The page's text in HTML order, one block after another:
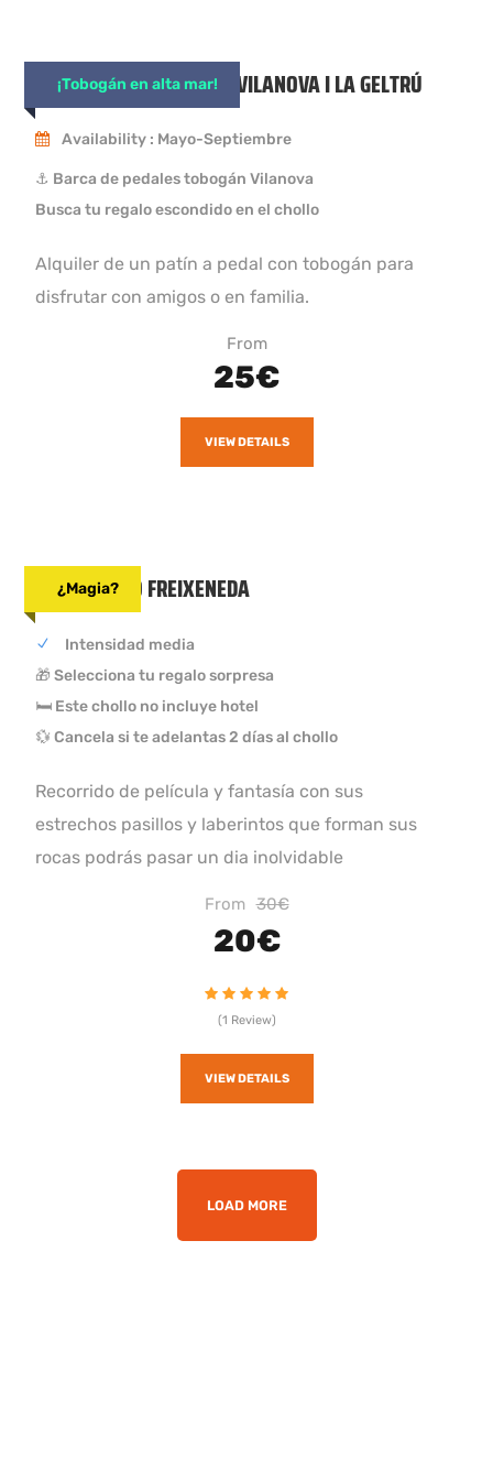
¡Tobogán en alta mar!
PATIN CON TOBOGÁN EN VILANOVA I LA GELTRÚ
Availability : Mayo-Septiembre
⚓ Barca de pedales tobogán Vilanova
Busca tu regalo escondido en el chollo
Alquiler de un patín a pedal con tobogán para
disfrutar con amigos o en familia.
From
25€
VIEW DETAILS
¿Magia?
SENDERISMO FREIXENEDA
Intensidad media
🎁 Selecciona tu regalo sorpresa
🛏 Este chollo no incluye hotel
💱 Cancela si te adelantas 2 días al chollo
Recorrido de película y fantasía con sus
estrechos pasillos y laberintos que forman sus
rocas podrás pasar un dia inolvidable
From 30€
20€
(1 Review)
VIEW DETAILS
LOAD MORE